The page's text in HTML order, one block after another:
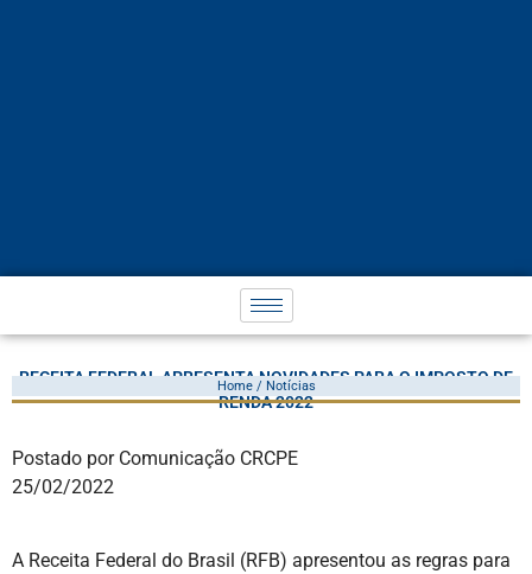
RECEITA FEDERAL APRESENTA NOVIDADES PARA O IMPOSTO DE
RENDA 2022
Home / Notícias
Postado por Comunicação CRCPE
25/02/2022
A Receita Federal do Brasil (RFB) apresentou as regras para